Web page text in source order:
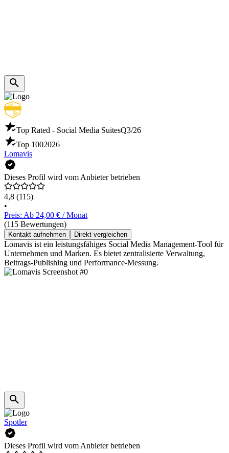
Top Rated - Social Media SuitesQ3/26
Top 1002026
Lomavis
Dieses Profil wird vom Anbieter betrieben
4,8 (115)
•
Preis: Ab 24,00 € / Monat
(115 Bewertungen)
Kontakt aufnehmen Direkt vergleichen
Lomavis ist ein leistungsfähiges Social Media Management-Tool für
Unternehmen und Marken. Es bietet zentralisierte Verwaltung,
Beitrags-Publishing und Performance-Messung.
Spotler
Dieses Profil wird vom Anbieter betrieben